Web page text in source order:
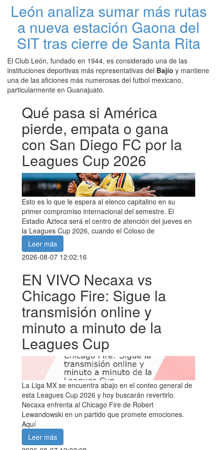
León analiza sumar más rutas
a nueva estación Gaona del
SIT tras cierre de Santa Rita
El Club León, fundado en 1944, es considerado una de las
instituciones deportivas más representativas del Bajío y mantiene
una de las aficiones más numerosas del futbol mexicano,
particularmente en Guanajuato.
Qué pasa si América
pierde, empata o gana
con San Diego FC por la
Leagues Cup 2026
Esto es lo que le espera al elenco capitalino en su
primer compromiso internacional del semestre. El
Estadio Azteca será el centro de atención del jueves en
la Leagues Cup 2026, cuando el Coloso de
Leer más
2026-08-07 12:02:16
EN VIVO Necaxa vs
Chicago Fire: Sigue la
transmisión online y
minuto a minuto de la
Leagues Cup
La Liga MX se encuentra abajo en el conteo general de
esta Leagues Cup 2026 y hoy buscarán revertirlo.
Necaxa enfrenta al Chicago Fire de Robert
Lewandowski en un partido que promete emociones.
Aquí
Leer más